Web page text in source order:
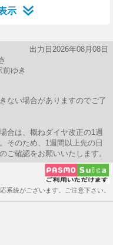
示
出力日2026年08月08日
ゆき
い場合がありますのでご了
合は、概ねダイヤ改正の1週
そのため、1週間以上先の日
ご確認をお願いいたします。
系統がございます。ご注意下さい。